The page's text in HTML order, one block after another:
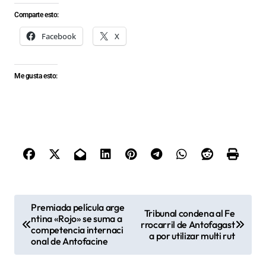
Comparte esto:
Facebook X
Me gusta esto:
Premiada película arge
ntina «Rojo» se suma a
competencia internaci
onal de Antofacine
Tribunal condena al Fe
rrocarril de Antofagast
a por utilizar multi rut